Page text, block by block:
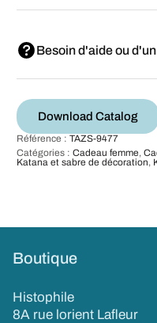
Besoin d'aide ou
Download Catalog
Référence : TAZS-9477
Catégories : Cadeau femme,
Katana et sabre de décoration,
Boutique
Histophile
8A rue lorient Lafleur